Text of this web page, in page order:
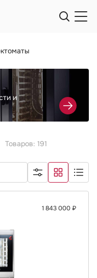
и
Товаров: 191
1 843 000 ₽